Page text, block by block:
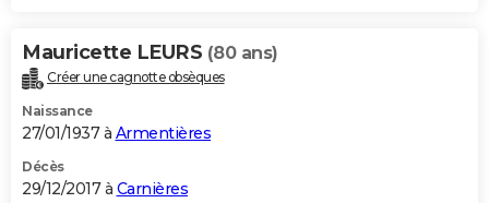
Mauricette LEURS (80 ans)
Créer une cagnotte obsèques
Naissance
27/01/1937 à Armentières
Décès
29/12/2017 à Carnières